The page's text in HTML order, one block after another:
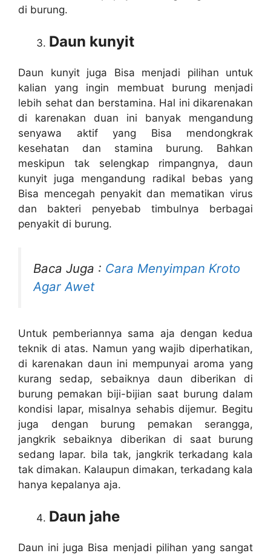
di burung.
Daun kunyit
Daun kunyit juga Bisa menjadi pilihan untuk
kalian yang ingin membuat burung menjadi
lebih sehat dan berstamina. Hal ini dikarenakan
di karenakan duan ini banyak mengandung
senyawa aktif yang Bisa mendongkrak
kesehatan dan stamina burung. Bahkan
meskipun tak selengkap rimpangnya, daun
kunyit juga mengandung radikal bebas yang
Bisa mencegah penyakit dan mematikan virus
dan bakteri penyebab timbulnya berbagai
penyakit di burung.
Baca Juga : Cara Menyimpan Kroto
Agar Awet
Untuk pemberiannya sama aja dengan kedua
teknik di atas. Namun yang wajib diperhatikan,
di karenakan daun ini mempunyai aroma yang
kurang sedap, sebaiknya daun diberikan di
burung pemakan biji-bijian saat burung dalam
kondisi lapar, misalnya sehabis dijemur. Begitu
juga dengan burung pemakan serangga,
jangkrik sebaiknya diberikan di saat burung
sedang lapar. bila tak, jangkrik terkadang kala
tak dimakan. Kalaupun dimakan, terkadang kala
hanya kepalanya aja.
Daun jahe
Daun ini juga Bisa menjadi pilihan yang sangat